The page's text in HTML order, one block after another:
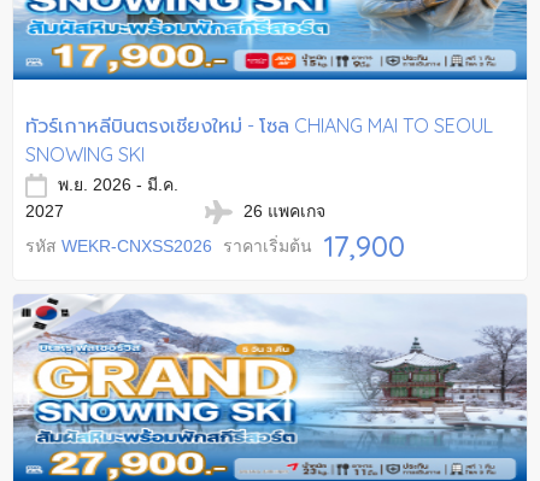
ทัวร์เกาหลีบินตรงเชียงใหม่ - โซล CHIANG MAI TO SEOUL
SNOWING SKI
พ.ย. 2026 - มี.ค.
2027
26 แพคเกจ
รหัส WEKR-CNXSS2026 ราคาเริ่มต้น 17,900